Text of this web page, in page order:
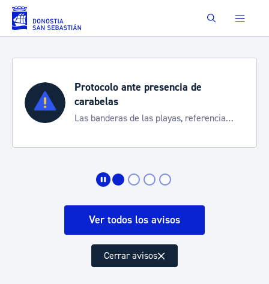
Saltar al contenido principal Buscar
presencia de
de las playas, referencia
Cortes de
de transporte
Ver todos los avisos
Cerrar avisos